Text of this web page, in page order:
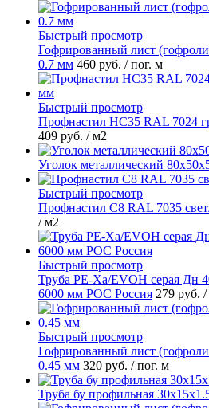
Быстрый просмотр
Гофрированный лист
0.7 мм 460 руб. / пог. м
Быстрый просмотр
Профнастил НС35 RAL 7024
409 руб. / м2
Уголок металлический
Быстрый просмотр
Профнастил С8 RAL 7035
/ м2
Быстрый просмотр
Труба PE-Xa/EVOH серая Дн
6000 мм РОС Россия 279 руб. /
Быстрый просмотр
Гофрированный лист
0.45 мм 320 руб. / пог. м
Труба бу профильная